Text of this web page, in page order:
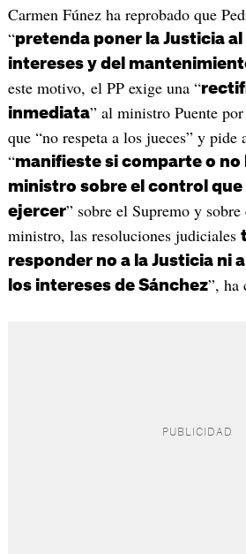
Carmen Fúnez ha reprobado que
“pretenda poner la Justicia
intereses y del
este motivo, el PP exige una “
inmediata” al ministro Puente
que “no respeta a los jueces” y pide
“manifieste si comparte o no
ministro sobre el control
ejercer” sobre el Supremo y
ministro, las resoluciones judiciales
responder no a la Justicia ni
los intereses de Sánchez”, ha